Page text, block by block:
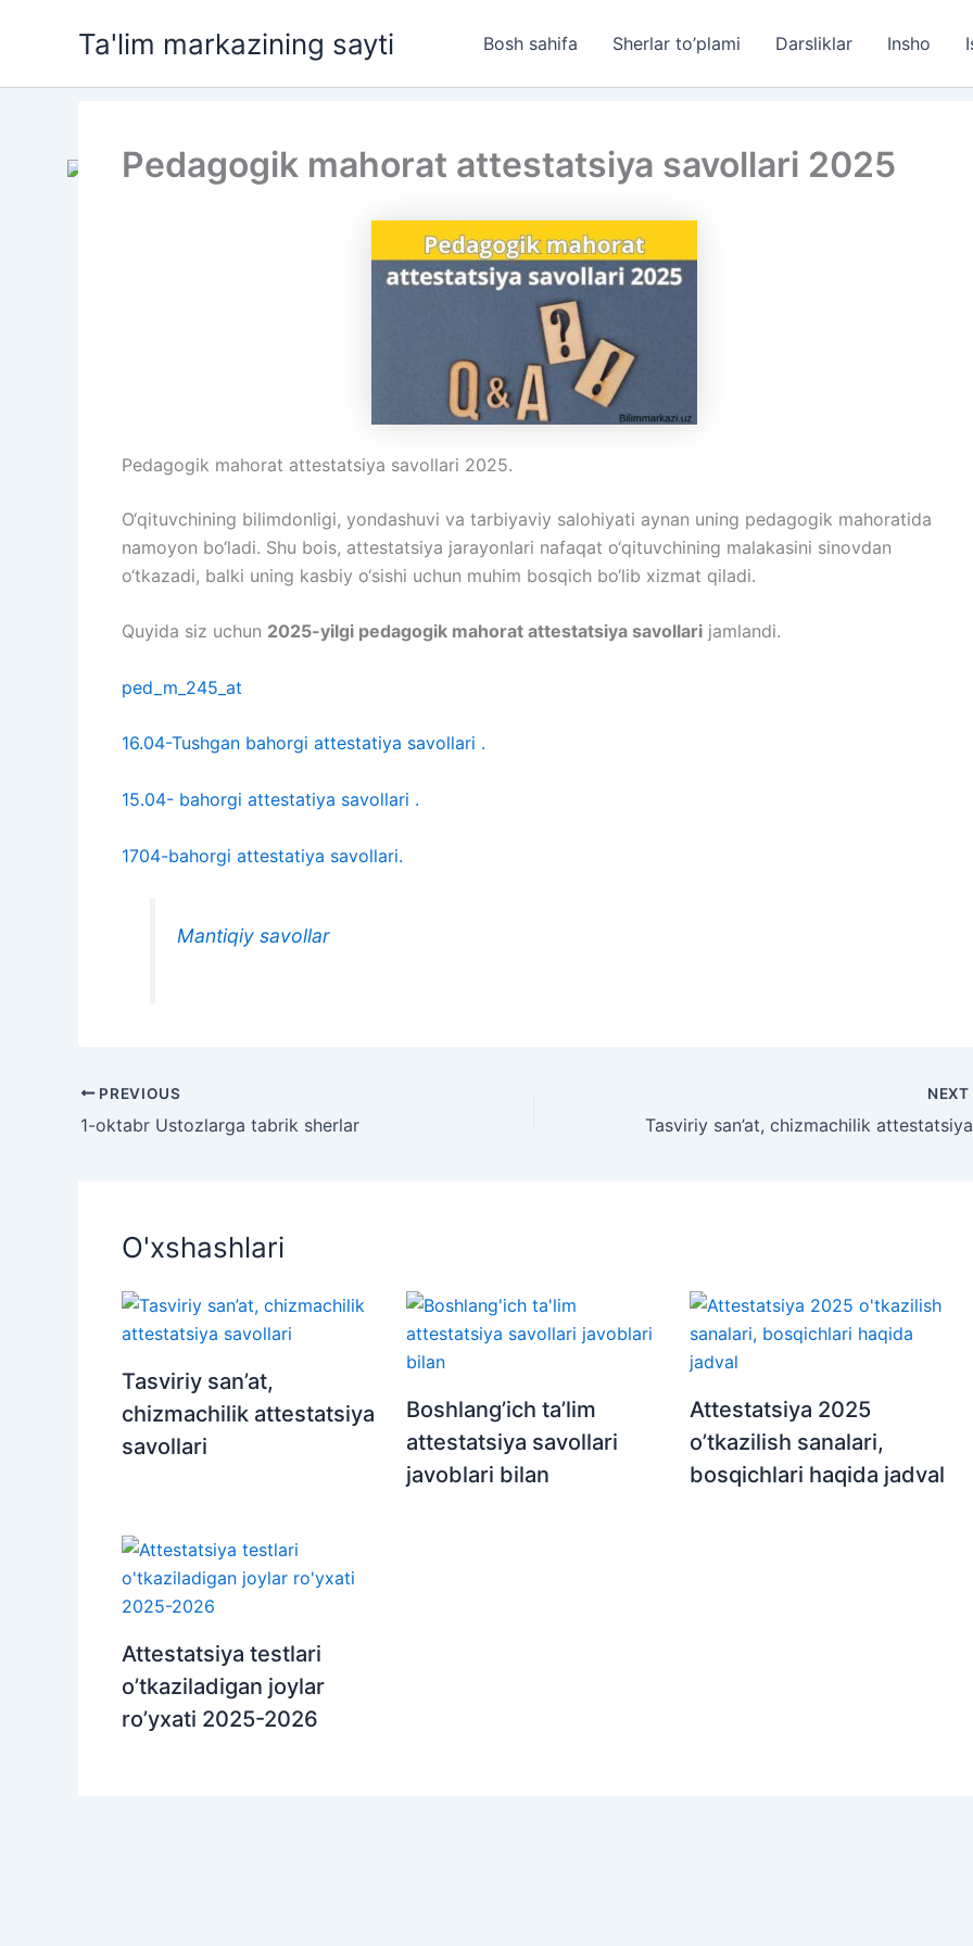
Ta'lim markazining sayti Bosh sahifa Sherlar to’plami Darsliklar Insho
Pedagogik mahorat attestatsiya savollari 2025
Pedagogik mahorat attestatsiya savollari 2025.
O‘qituvchining bilimdonligi, yondashuvi va tarbiyaviy salohiyati aynan uning pedagogik mahoratida
namoyon bo‘ladi. Shu bois, attestatsiya jarayonlari nafaqat o‘qituvchining malakasini sinovdan
o‘tkazadi, balki uning kasbiy o‘sishi uchun muhim bosqich bo‘lib xizmat qiladi.
Quyida siz uchun 2025-yilgi pedagogik mahorat attestatsiya savollari jamlandi.
ped_m_245_at
16.04-Tushgan bahorgi attestatiya savollari .
15.04- bahorgi attestatiya savollari .
1704-bahorgi attestatiya savollari.
Mantiqiy savollar
PREVIOUS
1-oktabr Ustozlarga tabrik sherlar
NEXT
O'xshashlari
Tasviriy san’at,
chizmachilik attestatsiya
savollari
Boshlang’ich ta’lim
attestatsiya savollari
javoblari bilan
Attestatsiya 2025
o’tkazilish sanalari,
bosqichlari haqida jadval
Attestatsiya testlari
o’tkaziladigan joylar
ro’yxati 2025-2026